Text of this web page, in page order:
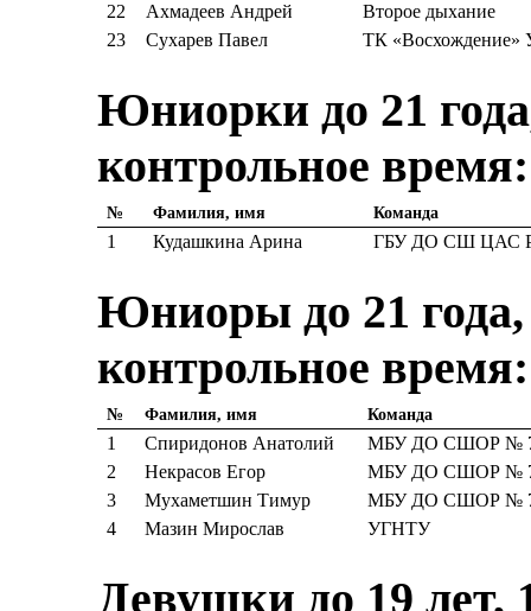
22
Ахмадеев Андрей
Второе дыхание
23
Сухарев Павел ТК
Юниорки до 21
контрольное
№ Фамилия, имя Команда
1 Кудашкина Арина ГБУ ДО СШ ЦАС
Юниоры до 21
контрольное
№ Фамилия, имя Команда
1 Спиридонов Анатолий
МБУ ДО СШОР №
2
Некрасов Егор
МБУ ДО СШОР №
3
Мухаметшин Тимур
МБУ ДО СШОР №
4
Мазин Мирослав УГНТУ
Девушки до 19 лет,